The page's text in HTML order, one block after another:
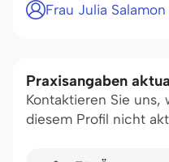
Frau Julia Salamon
Praxisangaben
Kontaktieren Sie uns,
diesem Profil nicht